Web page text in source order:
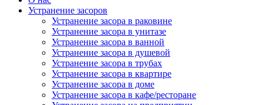
Устранение засоров
Устранение засора в раковине
Устранение засора в унитазе
Устранение засора в ванной
Устранение засора в душевой
Устранение засора в трубах
Устранение засора в квартире
Устранение засора в доме
Устранение засора в кафе/ресторане